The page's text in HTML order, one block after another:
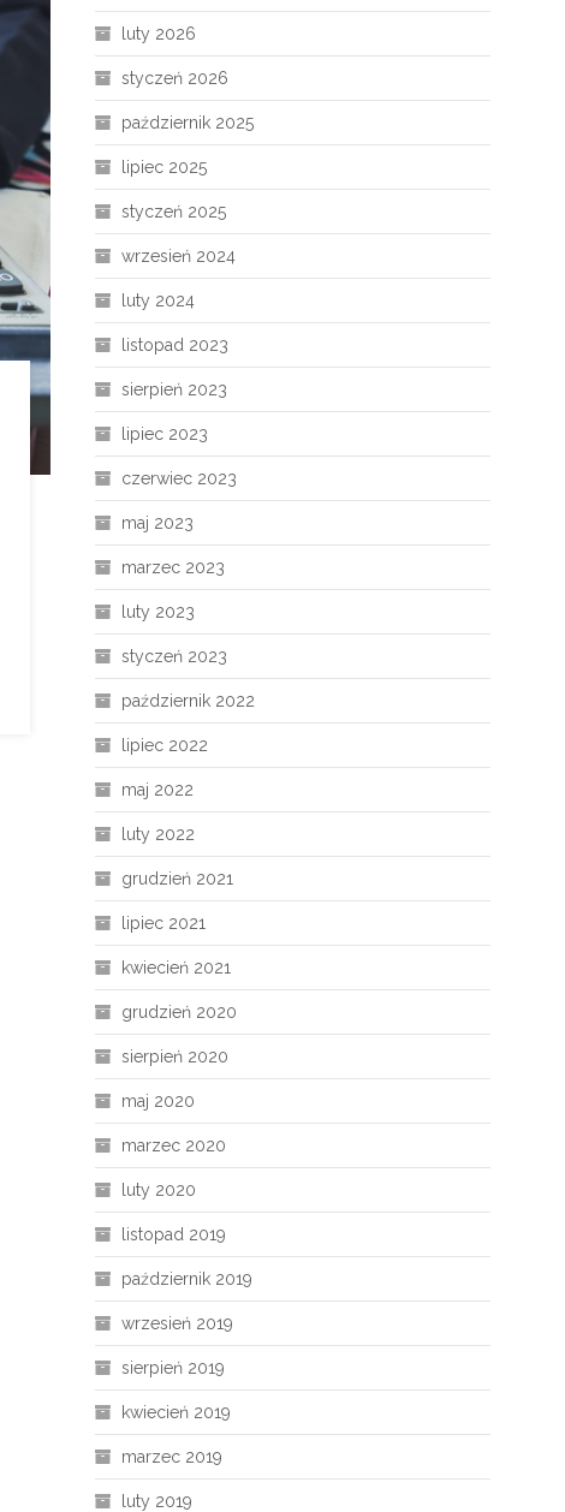
luty 2026
styczeń 2026
październik 2025
lipiec 2025
styczeń 2025
wrzesień 2024
luty 2024
listopad 2023
sierpień 2023
lipiec 2023
czerwiec 2023
maj 2023
marzec 2023
luty 2023
styczeń 2023
październik 2022
lipiec 2022
maj 2022
luty 2022
grudzień 2021
lipiec 2021
kwiecień 2021
grudzień 2020
sierpień 2020
maj 2020
marzec 2020
luty 2020
listopad 2019
październik 2019
wrzesień 2019
sierpień 2019
kwiecień 2019
marzec 2019
luty 2019